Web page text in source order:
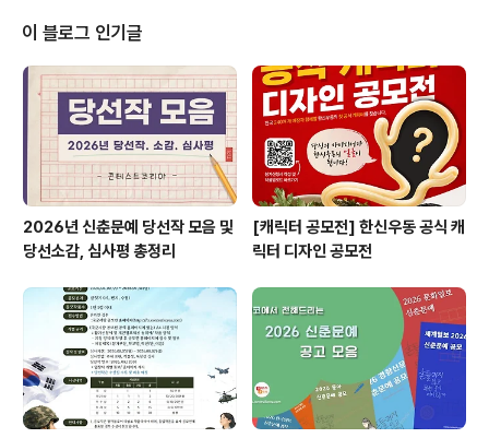
최대 30개 팀 ◎ 지원내용 개별주방> 공간지원 프로그램 :
서울창업허브 키친인큐베이터 내 푸드코드 형태의 판매 공
간 제공 주요 대상 : 오프라인 출점을 앞두고 계획 중인 아
이템의 시장성과 소비자 반응을 확인하고 싶은 (예비)창업
자 - 인큐베이팅 프로그램 (멘토링, 교육, 메뉴개발, 품평회
이 블로그 인기글
2026년 신춘문예 당선작 모음 및
당선소감, 심사평 총정리
[캐릭터 공모전] 한신우동 공식 캐
릭터 디자인 공모전